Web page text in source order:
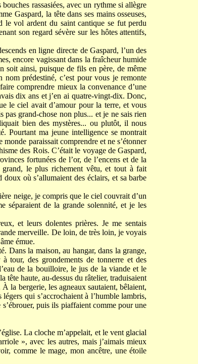
rassasiées, avec un rythme si allègre
Gaspard, la tête dans ses mains osseuses,
le vol ardent du saint cantique se fut perdu
son regard sévère sur les hôtes attentifs,
en ligne directe de Gaspard, l’un des
encore vagissant dans la fraîcheur humide
soit ainsi, puisque de fils en père, de même
nom prédestiné, c’est pour vous je remonte
comprendre mieux la convenance d’une
dix ans et j’en ai quatre-vingt-dix. Donc,
le ciel avait d’amour pour la terre, et vous
pas grand-chose non plus... et je ne sais rien
bien des mystères... ou plutôt, il nous
Pourtant ma jeune intelligence se montrait
paraissait comprendre et ne s’étonner
des Rois. C’était le voyage de Gaspard,
fortunées de l’or, de l’encens et de la
le plus richement vêtu, et tout à fait
où s’allumaient des éclairs, et sa barbe
neige, je compris que le ciel couvrait d’un
séparaient de la grande solennité, et je les
et leurs dolentes prières. Je me sentais
merveille. De loin, de très loin, je voyais
émue.
Dans la maison, au hangar, dans la grange,
tour, des grondements de tonnerre et des
de la bouilloire, le jus de la viande et le
haute, au-dessus du râtelier, traduisaient
la bergerie, les agneaux sautaient, bêlaient,
qui s’accrochaient à l’humble lambris,
puis ils piaffaient comme pour une
La cloche m’appelait, et le vent glacial
», avec les autres, mais j’aimais mieux
comme le mage, mon ancêtre, une étoile